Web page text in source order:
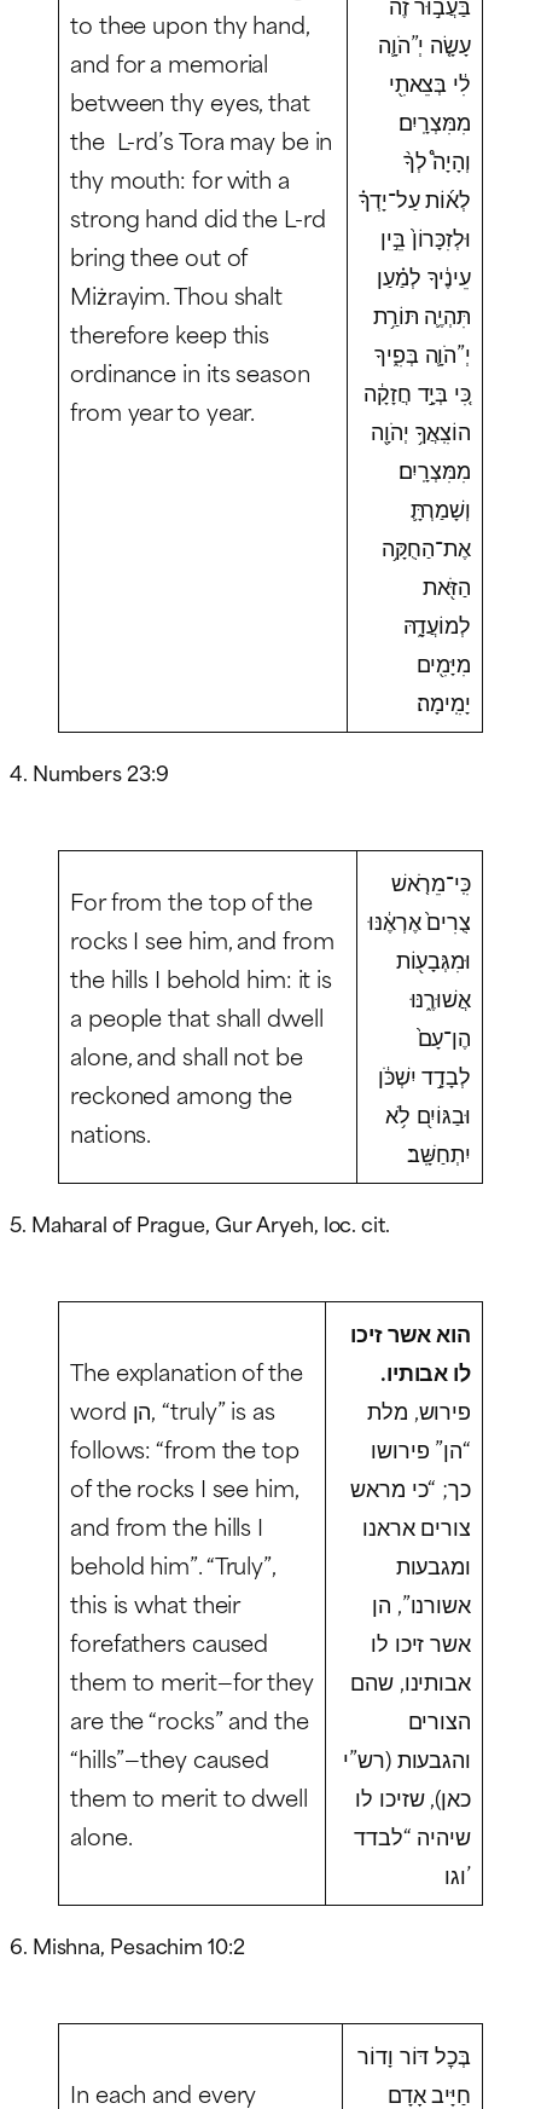
to thee upon thy hand,
and for a memorial
between thy eyes, that
the L-rd’s Tora may be in
thy mouth: for with a
strong hand did the L-rd
bring thee out of
Miżrayim. Thou shalt
therefore keep this
ordinance in its season
from year to year.
עָשָׂ֤ה יְ”הֹוָ֛ה
לִ֔י בְּצֵאתִ֖י
מִמִּצְרָֽיִם׃
וְהָיָה֩ לְךָ֨
לְא֜וֹת עַל־יָדְךָ֗
וּלְזִכָּרוֹן֙ בֵּ֣ין
עֵינֶ֔יךָ לְמַ֗עַן
תִּהְיֶ֛ה תּוֹרַ֥ת
יְ”הֹוָ֛ה בְּפִ֑יךָ
כִּ֚י בְּיָ֣ד חֲזָקָ֔ה
הוֹצִֽאֲךָ֥ יְהֹוָ֖ה
מִמִּצְרָֽיִם׃
וְשָׁמַרְתָּ֛
אֶת־הַחֻקָּ֥ה
הַזֹּ֖את
לְמוֹעֲדָ֑הּ
מִיָּמִ֖ים
יָמִֽימָה׃
4. Numbers 23:9
For from the top of the
rocks I see him, and from
the hills I behold him: it is
a people that shall dwell
alone, and shall not be
reckoned among the
nations.
כִּֽי־מֵרֹ֤אשׁ
צֻרִים֙ אֶרְאֶ֔נּוּ
וּמִגְּבָע֖וֹת
אֲשׁוּרֶ֑נּוּ
הֶן־עָם֙
לְבָדָ֣ד יִשְׁכֹּ֔ן
וּבַגּוֹיִ֖ם לֹ֥א
יִתְחַשָּֽׁב׃
5. Maharal of Prague, Gur Aryeh, loc. cit.
The explanation of the
word הן, “truly” is as
follows: “from the top
of the rocks I see him,
and from the hills I
behold him”. “Truly”,
this is what their
forefathers caused
them to merit—for they
are the “rocks” and the
“hills”—they caused
them to merit to dwell
alone.
הוא אשר זיכו
לו אבותיו.
פירוש, מלת
“הן” פירושו
כך; “כי מראש
צורים אראנו
ומגבעות
אשורנו”, הן
אשר זיכו לו
אבותינו, שהם
הצורים
והגבעות (רש”י
כאן), שזיכו לו
שיהיה “לבדד
וגו’
6. Mishna, Pesachim 10:2
In each and every
בְּכׇל דּוֹר וָדוֹר
חַיָּיב אָדָם